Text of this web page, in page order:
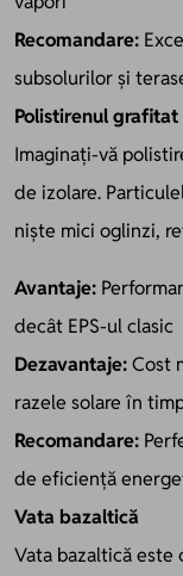
Recomandare:
subsolurilor și
Polistirenul grafitat
Imaginați-vă
de izolare.
niște mici oglinzi,
Avantaje:
decât EPS-ul clasic
Dezavantaje:Cost
razele solare în
Recomandare:
de eficiență
Vata bazaltică
Vata bazaltică